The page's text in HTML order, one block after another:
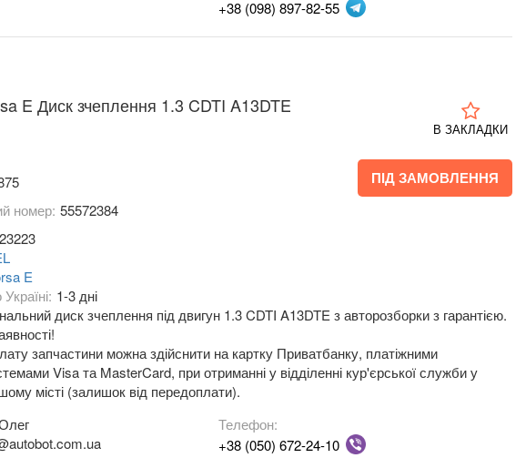
+38 (098) 897-82-55
E Диск зчеплення 1.3 CDTI A13DTE
ПІД ЗАМОВЛЕННЯ
В ЗАКЛАДКИ
номер: 55572384
E
1-3 дні
диск зчеплення під двигун 1.3 CDTI A13DTE з авторозборки з гарантією.
запчастини можна здійснити на картку Приватбанку, платіжними
Visa та MasterCard, при отриманні у відділенні кур'єрської служби у
місті (залишок від передоплати).
Телефон:
+38 (050) 672-24-10